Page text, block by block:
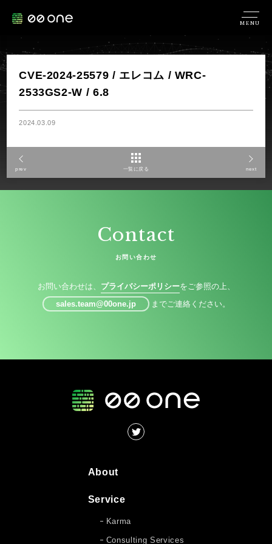
MENU
CVE-2024-25579 / エレコム / WRC-
2533GS2-W / 6.8
2024.03.09
prev 一覧に戻る next
Contact
お問い合わせ
お問い合わせは、 プライバシーポリシーをご参照の上、
sales.team@00one.jp
までご連絡ください。
About
Service
Karma
Consulting Services